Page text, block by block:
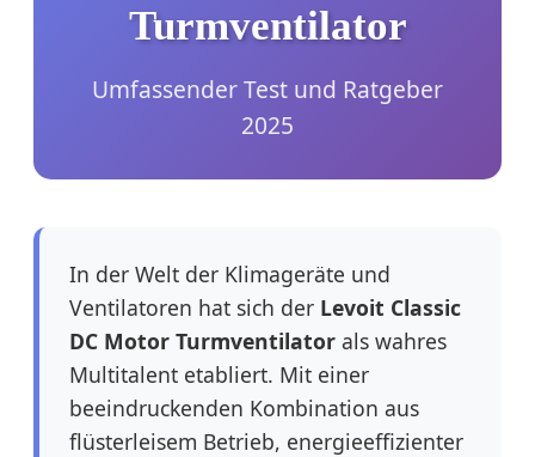
Turmventilator
Umfassender Test und Ratgeber
2025
In der Welt der Klimageräte und
Ventilatoren hat sich der Levoit Classic
DC Motor Turmventilator als wahres
Multitalent etabliert. Mit einer
beeindruckenden Kombination aus
flüsterleisem Betrieb, energieeffizienter